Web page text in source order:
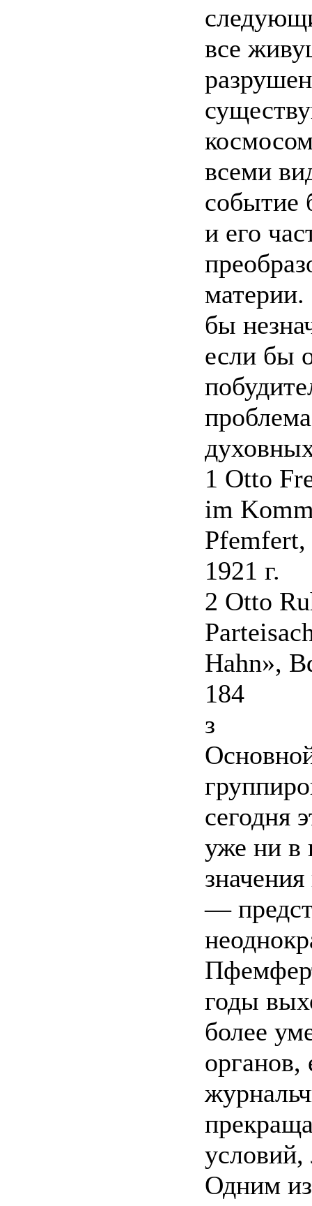
все
всеми
событие
и его
бы
если бы
1 Otto
im
Pfemfert,
1921 г.
2 Otto
Hahn»,
184
з
сегодня
уже ни в
—
годы
более
условий,
Одним